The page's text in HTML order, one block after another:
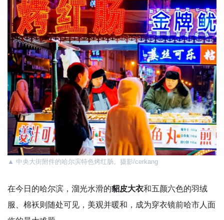
▲ 中央大街附件的哈尔滨特色烤红肠。摄影/cerkang
在今日的哈尔滨，溜光水滑的貂皮大衣和五颜六色的羽绒
服、棉袄则随处可见，美观并暖和，成为穿衣镜前哈市人面